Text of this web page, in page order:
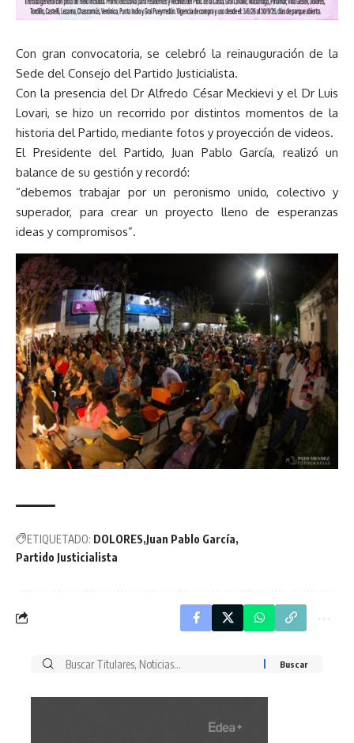
Con gran convocatoria, se celebró la reinauguración de la
Sede del Consejo del Partido Justicialista.
Con la presencia del Dr Alfredo César Meckievi y el Dr Luis
Lovari, se hizo un recorrido por distintos momentos de la
historia del Partido, mediante fotos y proyección de videos.
El Presidente del Partido, Juan Pablo García, realizó un
balance de su gestión y recordó:
“debemos trabajar por un peronismo unido, colectivo y
superador, para crear un proyecto lleno de esperanzas
ideas y compromisos”.
ETIQUETADO: DOLORES Juan Pablo García
Partido Justicialista
Buscar